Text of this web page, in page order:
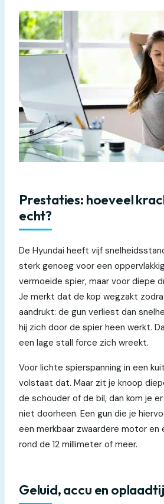
Prestaties: hoeveel
echt?
De Hyundai heeft vijf
sterk genoeg voor een
vermoeide spier, maar voor diepe
Je merkt dat de kop wegzakt
aandrukt: de gun verliest dan
hij zich door de spier heen werkt.
een lage stall force zich wreekt.
Voor lichte spierspanning in een
volstaat dat. Maar zit je knoop
de schouder of de bil, dan kom je
niet doorheen. Een gun die je
een merkbaar zwaardere motor en
rond de 12 millimeter of meer.
Geluid, accu en